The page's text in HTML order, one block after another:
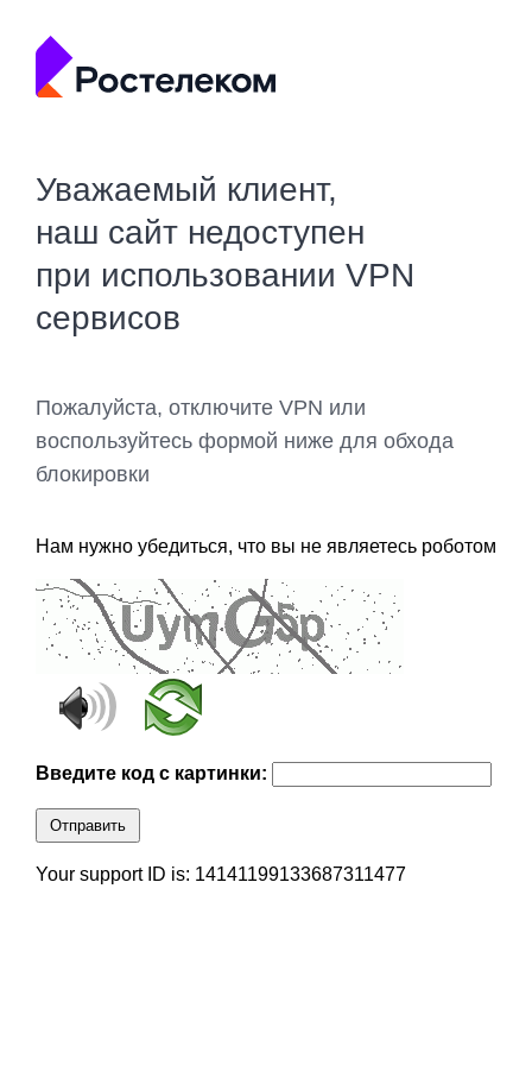
Уважаемый клиент,
наш сайт недоступен
при использовании VPN
сервисов
Пожалуйста, отключите VPN или
воспользуйтесь формой ниже для обхода
блокировки
Нам нужно убедиться, что вы не являетесь роботом
Введите код с картинки:
Отправить
Your support ID is: 14141199133687311477